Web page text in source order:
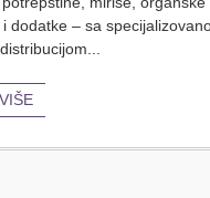
dodatke – sa